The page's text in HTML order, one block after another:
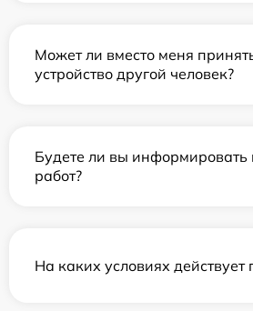
Может ли вместо меня
устройство другой человек?
Будете ли вы информировать
работ?
На каких условиях действует